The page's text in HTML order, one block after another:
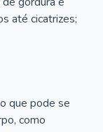
até cicatrizes;
que pode se
como